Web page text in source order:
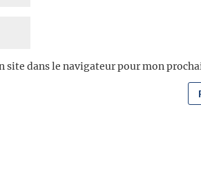
dans le navigateur pour mon